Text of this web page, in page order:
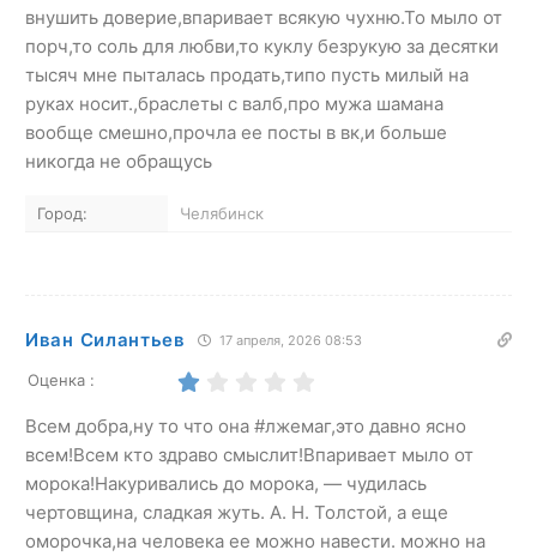
внушить доверие,впаривает всякую чухню.То мыло от
порч,то соль для любви,то куклу безрукую за десятки
тысяч мне пыталась продать,типо пусть милый на
руках носит.,браслеты с валб,про мужа шамана
вообще смешно,прочла ее посты в вк,и больше
никогда не обращусь
Город: Челябинск
Иван Силантьев 17 апреля, 2026 08:53
Оценка :
Всем добра,ну то что она #лжемаг,это давно ясно
всем!Всем кто здраво смыслит!Впаривает мыло от
морока!Накуривались до морока, — чудилась
чертовщина, сладкая жуть. A. Н. Толстой, а еще
оморочка,на человека ее можно навести. можно на